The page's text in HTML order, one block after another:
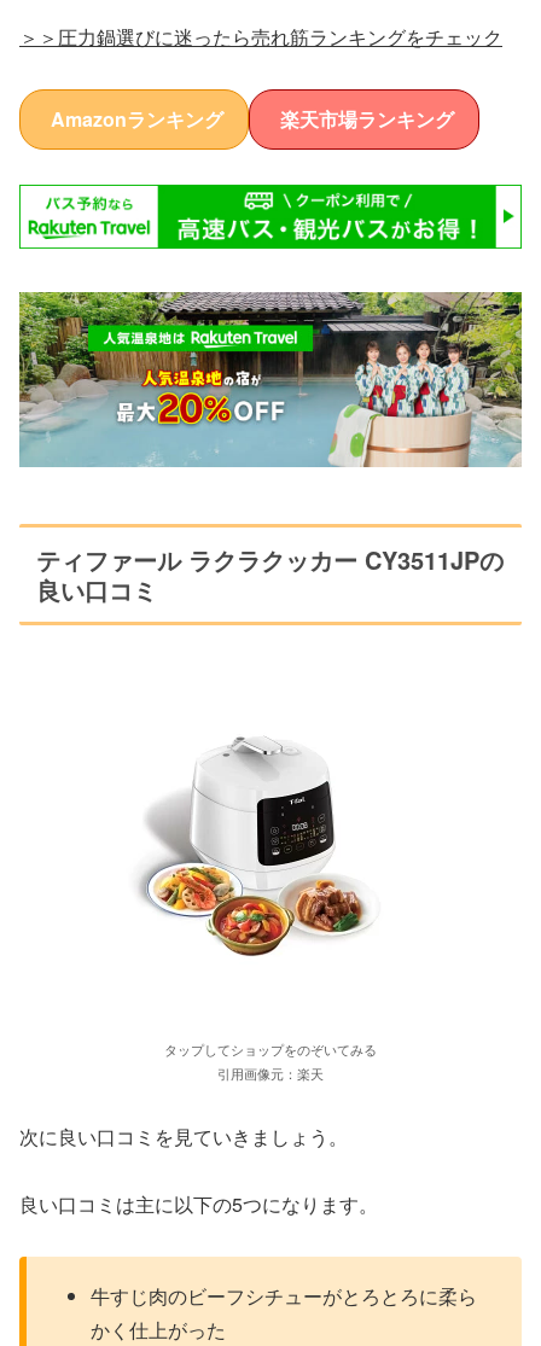
＞＞圧力鍋選びに迷ったら売れ筋ランキングをチェック
Amazonランキング 楽天市場ランキング
ティファール ラクラクッカー CY3511JPの
良い口コミ
タップしてショップをのぞいてみる
引用画像元：楽天
次に良い口コミを見ていきましょう。
良い口コミは主に以下の5つになります。
牛すじ肉のビーフシチューがとろとろに柔ら
かく仕上がった